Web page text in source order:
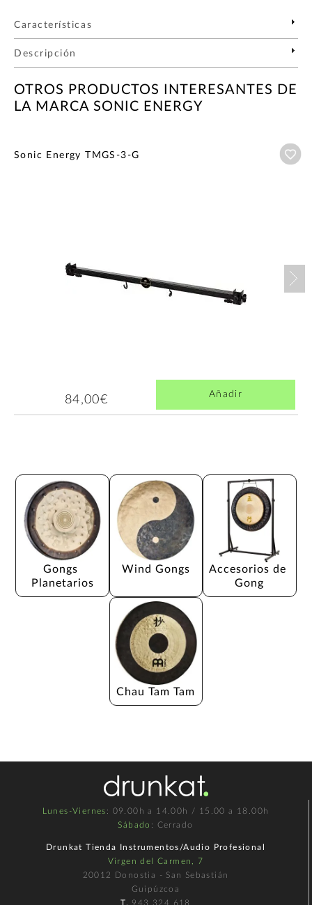
Características
Descripción
OTROS PRODUCTOS INTERESANTES DE
LA MARCA SONIC ENERGY
Sonic Energy TMGS-3-G
84,00€ Añadir
Gongs
Planetarios
Wind Gongs
Accesorios de
Gong
Chau Tam Tam
Lunes-Viernes : 09.00h a 14.00h / 15.00 a 18.00h
Sábado : Cerrado
Drunkat Tienda Instrumentos/Audio Profesional
Virgen del Carmen, 7
20012 Donostia - San Sebastián
Guipúzcoa
T. 943 324 618